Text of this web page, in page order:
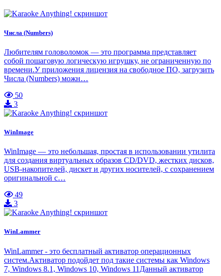
Числа (Numbers)
Любителям головоломок — это программа представляет
собой пошаговую логическую игрушку, не ограниченную по
времени.У приложения лицензия на свободное ПО, загрузить
Числа (Numbers) можн…
50
3
WinImage
WinImage — это небольшая, простая в использовании утилита
для создания виртуальных образов CD/DVD, жестких дисков,
USB-накопителей, дискет и других носителей, с сохранением
оригинальной с…
49
3
WinLammer
WinLammer - это бесплатный активатор операционных
систем.Активатор подойдет под такие системы как Windows
7, Windows 8.1, Windows 10, Windows 11Данный активатор